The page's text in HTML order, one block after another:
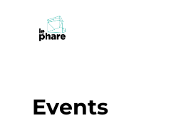
Content
navigation
Events